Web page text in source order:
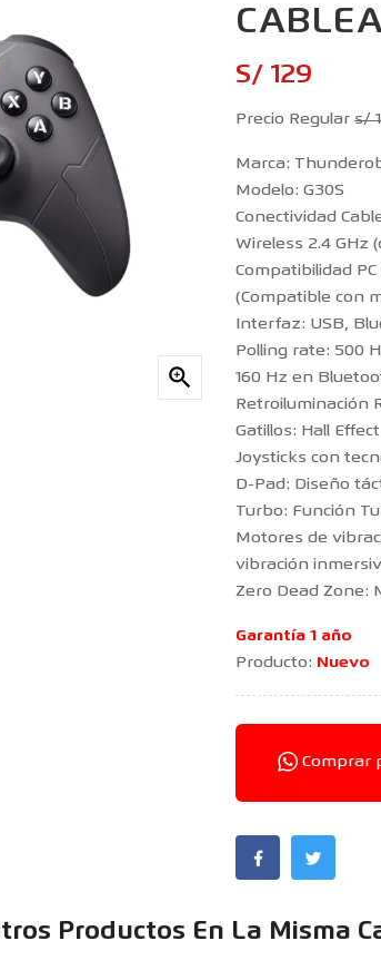

S/ 129
Precio Regular s/
Marca:
Modelo: G30S
Conectividad
Wireless 2.4 GHz
Compatibilidad
(Compatible con
Interfaz: USB,
Polling rate: 500
160 Hz en
Retroiluminación
Gatillos: Hall
Joysticks con
D-Pad: Diseño
Turbo: Función
Motores de
vibración
Zero Dead Zone:
Garantía 1 año
Producto: Nuevo
Comprar
Productos En La Misma